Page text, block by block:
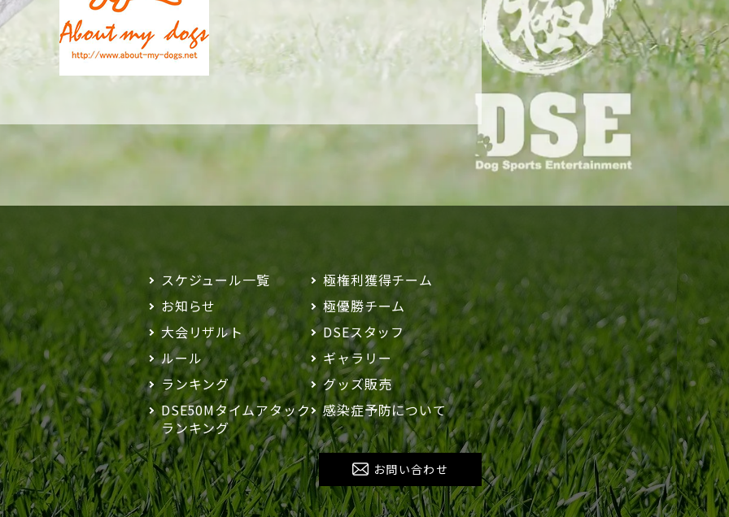
スケジュール一覧
お知らせ
大会リザルト
ルール
ランキング
DSE50Mタイムアタック
ランキング
極権利獲得チーム
極優勝チーム
DSEスタッフ
ギャラリー
グッズ販売
感染症予防について
お問い合わせ